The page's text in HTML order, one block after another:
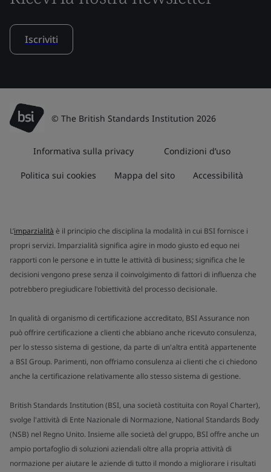
Iscriviti
© The British Standards Institution 2026
Informativa sulla privacy Condizioni d’uso
Politica sui cookies Mappa del sito Accessibilità
L’imparzialità è il principio che disciplina la modalità in cui BSI fornisce i
propri servizi. Imparzialità significa agire in modo giusto ed equo nei
rapporti con le persone e in tutte le attività di business; significa che le
decisioni vengono prese senza il coinvolgimento di fattori di influenza che
potrebbero pregiudicare l'obiettività del processo decisionale.
In qualità di organismo di certificazione accreditato, BSI Assurance non
può offrire certificazione a clienti che abbiano anche ricevuto consulenza,
per lo stesso sistema di gestione, da parte di un'altra entità appartenente
a BSI Group. Parimenti, non offriamo consulenza ai clienti che ci chiedono
anche la certificazione relativamente allo stesso sistema di gestione.
British Standards Institution (BSI, una società costituita con Royal Charter),
svolge l'attività di Ente Nazionale di Normazione, National Standards Body
(NSB) nel Regno Unito. Insieme alle società del gruppo, BSI offre anche un
ampio portafoglio di soluzioni aziendali oltre alla propria attività di
normazione per aiutare le aziende di tutto il mondo a migliorare i risultati